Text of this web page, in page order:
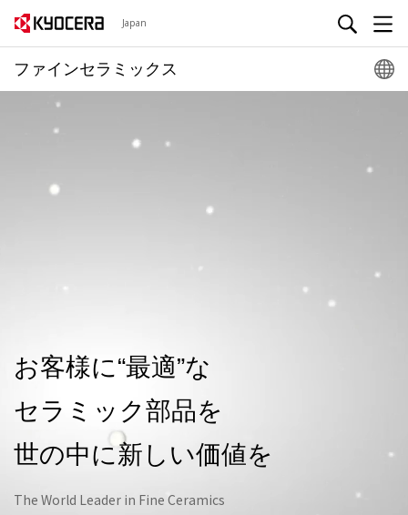
Japan
ファインセラミックス
お客様に“最適”な
セラミック部品を
世の中に新しい価値を
The World Leader in Fine Ceramics